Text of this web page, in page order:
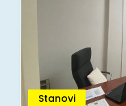
Stanovi